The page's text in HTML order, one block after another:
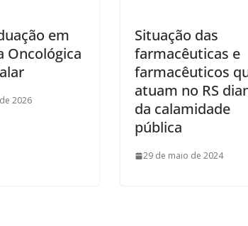
em
Oncológica
2026
Situação das
farmacêuticas e
farmacêuticos
atuam no RS
da calamidade
pública
29 de maio de 2024